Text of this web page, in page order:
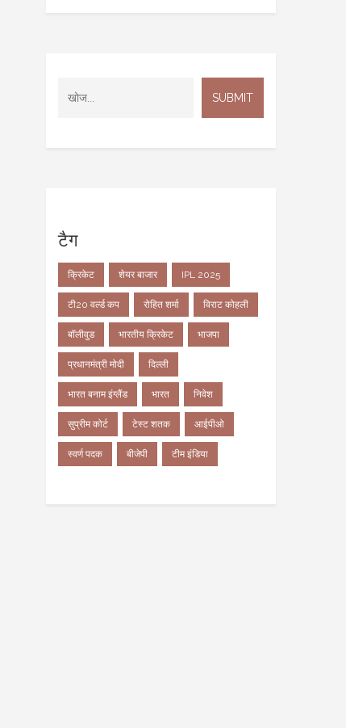
टैग
क्रिकेट शेयर बाजार IPL 2025
टी20 वर्ल्ड कप रोहित शर्मा विराट कोहली
बॉलीवुड भारतीय क्रिकेट भाजपा
प्रधानमंत्री मोदी दिल्ली
भारत बनाम इंग्लैंड भारत निवेश
सुप्रीम कोर्ट टेस्ट शतक आईपीओ
स्वर्ण पदक बीजेपी टीम इंडिया